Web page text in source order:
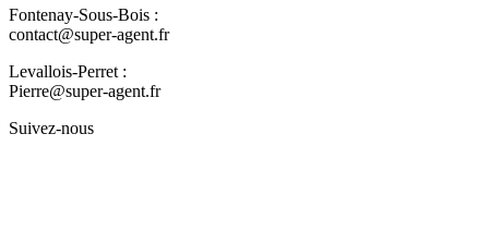
Fontenay-Sous-Bois :
contact@super-agent.fr
Levallois-Perret :
Pierre@super-agent.fr
Suivez-nous